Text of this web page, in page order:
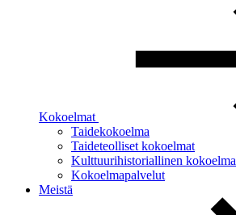
Kokoelmat
Taidekokoelma
Taideteolliset kokoelmat
Kulttuurihistoriallinen kokoelma
Kokoelmapalvelut
Meistä